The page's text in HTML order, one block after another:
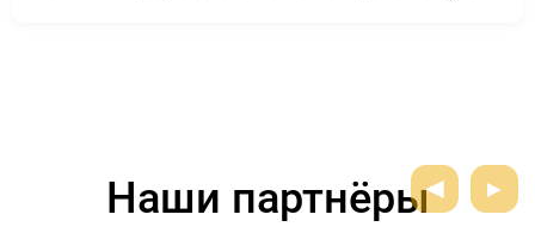
Наши партнёры